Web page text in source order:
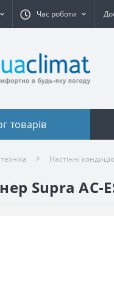
Час роботи
товарів
Настінні
Supra AC-